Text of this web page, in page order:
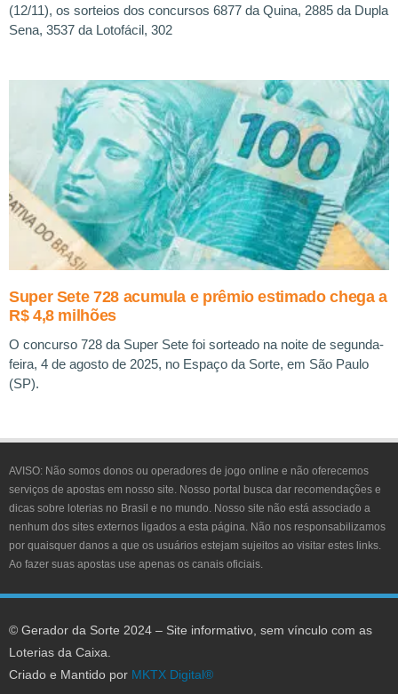
(12/11), os sorteios dos concursos 6877 da Quina, 2885 da Dupla
Sena, 3537 da Lotofácil, 302
Super Sete 728 acumula e prêmio estimado chega a
R$ 4,8 milhões
O concurso 728 da Super Sete foi sorteado na noite de segunda-
feira, 4 de agosto de 2025, no Espaço da Sorte, em São Paulo
(SP).
AVISO: Não somos donos ou operadores de jogo online e não oferecemos
serviços de apostas em nosso site. Nosso portal busca dar recomendações e
dicas sobre loterias no Brasil e no mundo. Nosso site não está associado a
nenhum dos sites externos ligados a esta página. Não nos responsabilizamos
por quaisquer danos a que os usuários estejam sujeitos ao visitar estes links.
Ao fazer suas apostas use apenas os canais oficiais.
© Gerador da Sorte 2024 – Site informativo, sem vínculo com as
Loterias da Caixa.
Criado e Mantido por MKTX Digital®